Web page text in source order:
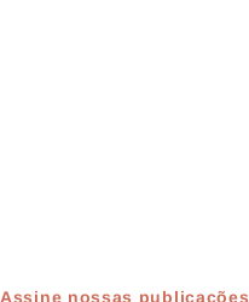
Assine nossas publicações